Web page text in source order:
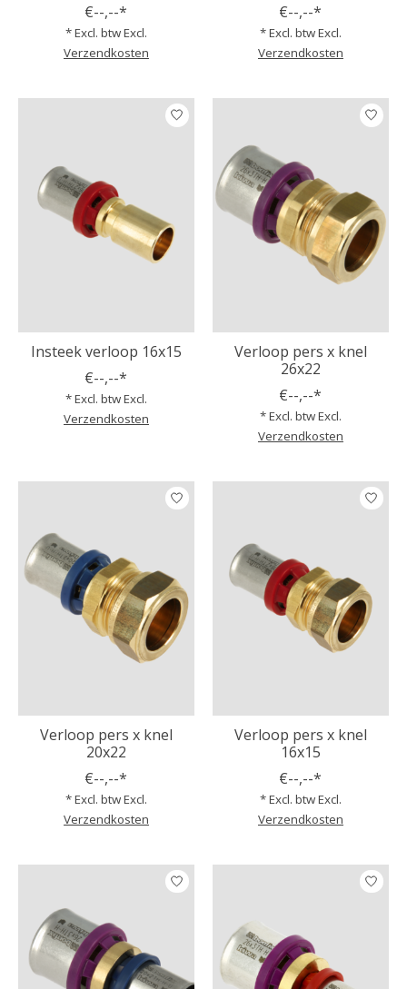
€--,--*
* Excl. btw Excl.
Verzendkosten
€--,--*
* Excl. btw Excl.
Verzendkosten
Insteek verloop 16x15
€--,--*
* Excl. btw Excl.
Verzendkosten
Verloop pers x knel
26x22
€--,--*
* Excl. btw Excl.
Verzendkosten
Verloop pers x knel
20x22
€--,--*
* Excl. btw Excl.
Verzendkosten
Verloop pers x knel
16x15
€--,--*
* Excl. btw Excl.
Verzendkosten